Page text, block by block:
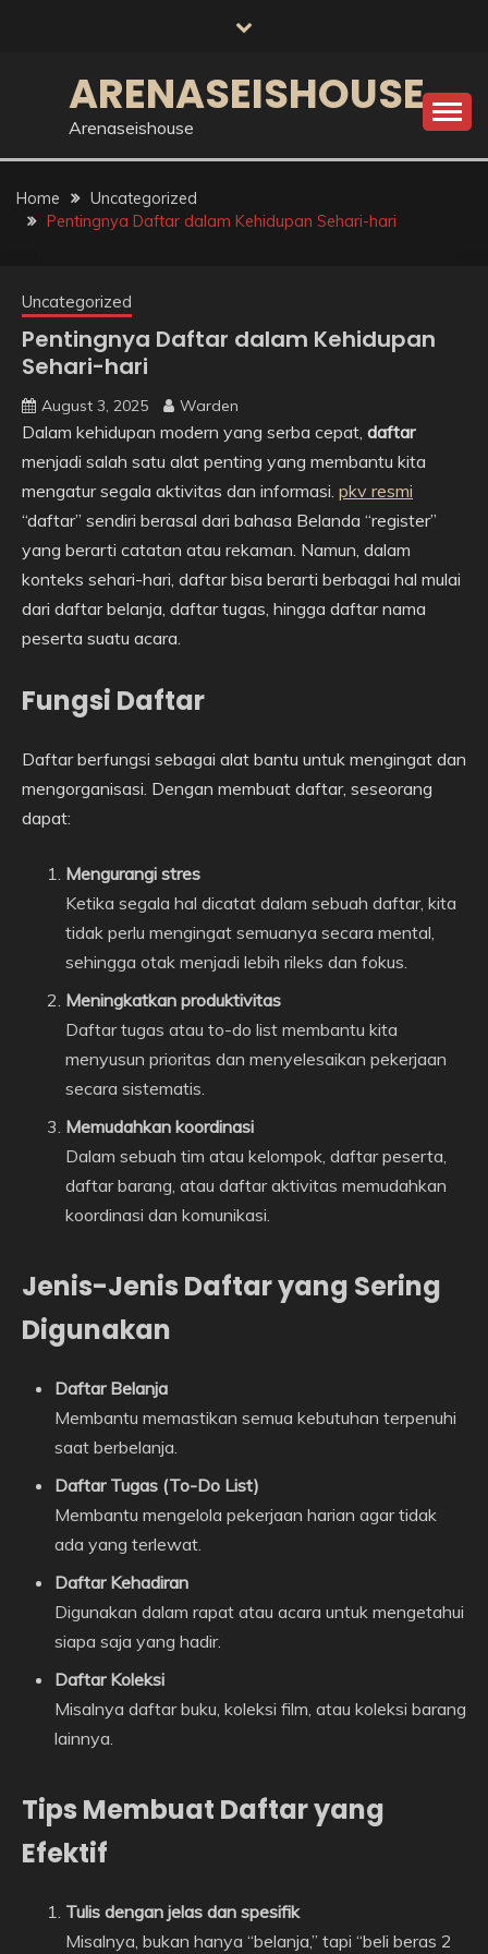
ARENASEISHOUSE
Arenaseishouse
Home
Uncategorized
Pentingnya Daftar dalam Kehidupan Sehari-hari
Uncategorized
Pentingnya Daftar dalam Kehidupan
Sehari-hari
August 3, 2025 Warden
Dalam kehidupan modern yang serba cepat, daftar
menjadi salah satu alat penting yang membantu kita
mengatur segala aktivitas dan informasi. pkv resmi
“daftar” sendiri berasal dari bahasa Belanda “register”
yang berarti catatan atau rekaman. Namun, dalam
konteks sehari-hari, daftar bisa berarti berbagai hal mulai
dari daftar belanja, daftar tugas, hingga daftar nama
peserta suatu acara.
Fungsi Daftar
Daftar berfungsi sebagai alat bantu untuk mengingat dan
mengorganisasi. Dengan membuat daftar, seseorang
dapat:
Mengurangi stres
Ketika segala hal dicatat dalam sebuah daftar, kita
tidak perlu mengingat semuanya secara mental,
sehingga otak menjadi lebih rileks dan fokus.
Meningkatkan produktivitas
Daftar tugas atau to-do list membantu kita
menyusun prioritas dan menyelesaikan pekerjaan
secara sistematis.
Memudahkan koordinasi
Dalam sebuah tim atau kelompok, daftar peserta,
daftar barang, atau daftar aktivitas memudahkan
koordinasi dan komunikasi.
Jenis-Jenis Daftar yang Sering
Digunakan
Daftar Belanja
Membantu memastikan semua kebutuhan terpenuhi
saat berbelanja.
Daftar Tugas (To-Do List)
Membantu mengelola pekerjaan harian agar tidak
ada yang terlewat.
Daftar Kehadiran
Digunakan dalam rapat atau acara untuk mengetahui
siapa saja yang hadir.
Daftar Koleksi
Misalnya daftar buku, koleksi film, atau koleksi barang
lainnya.
Tips Membuat Daftar yang
Efektif
Tulis dengan jelas dan spesifik
Misalnya, bukan hanya “belanja,” tapi “beli beras 2